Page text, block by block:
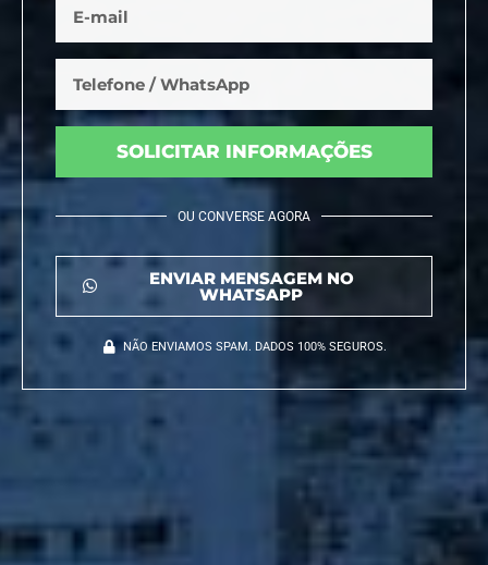
SOLICITAR INFORMAÇÕES
OU CONVERSE AGORA
ENVIAR MENSAGEM NO
WHATSAPP
NÃO ENVIAMOS SPAM. DADOS 100% SEGUROS.